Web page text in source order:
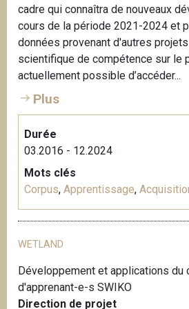
cadre qui connaîtra de nouveaux
cours de la période 2021-2024 et
données provenant d'autres
scientifique de compétence sur le
actuellement possible d’accéder...
Plus
Durée
03.2016 - 12.2024
Mots clés
Corpus, Apprentissage,
WETLAND
Développement et applications du
d'apprenant-e-s SWIKO
Direction de projet